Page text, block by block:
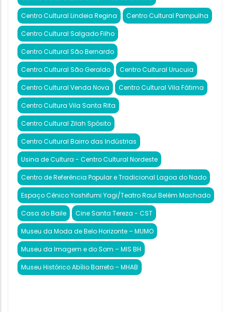
Centro Cultural Lindeia Regina Centro Cultural Pampulha
Centro Cultural Salgado Filho
Centro Cultural São Bernardo
Centro Cultural São Geraldo Centro Cultural Urucuia
Centro Cultural Venda Nova Centro Cultural Vila Fátima
Centro Cultura Vila Santa Rita
Centro Cultural Zilah Spósito
Centro Cultural Bairro das Indústrias
Usina de Cultura - Centro Cultural Nordeste
Centro de Referência Popular e Tradicional Lagoa do Nado
Espaço Cênico Yoshifumi Yagi/Teatro Raul Belém Machado
Casa do Baile Cine Santa Tereza - CST
Museu da Moda de Belo Horizonte – MUMO
Museu da Imagem e do Som – MIS BH
Museu Histórico Abílio Barreto – MHAB